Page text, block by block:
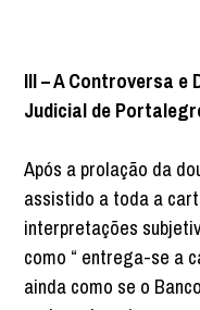
III – A Controversa
Judicial de
Após a prolação da
assistido a toda a
interpretações
como “ entrega-se a
ainda como se o